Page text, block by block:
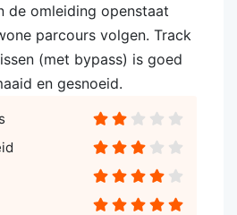
de omleiding openstaat
parcours volgen. Track
(met bypass) is goed
en gesnoeid.